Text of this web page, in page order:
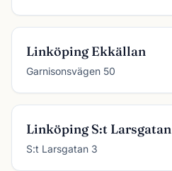
Linköping Ekkällan
Garnisonsvägen 50
Linköping S:t Larsgatan
S:t Larsgatan 3